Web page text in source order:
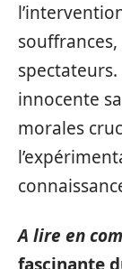
innocente
morales
A lire en
fascinante